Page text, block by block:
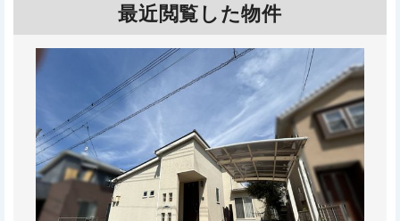
最近閲覧した物件